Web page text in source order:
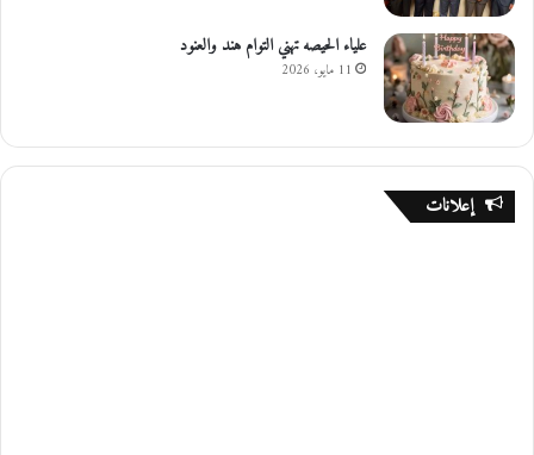
علياء الحيصه تهني التوام هند والعنود
11 مايو، 2026
إعلانات